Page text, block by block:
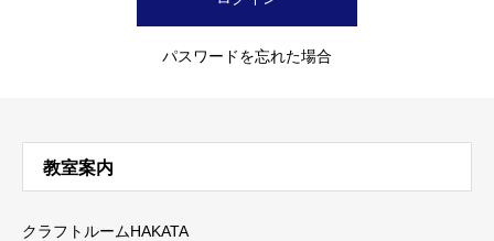
パスワードを忘れた場合
教室案内
クラフトルームHAKATA